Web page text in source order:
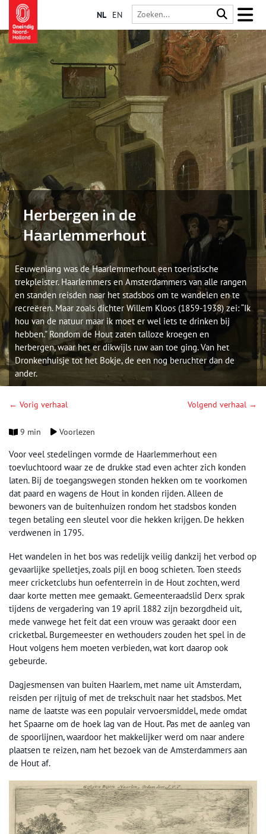
NL EN
Herbergen in de
Haarlemmerhout
Eeuwenlang was de Haarlemmerhout een toeristische
trekpleister. Haarlemmers en Amsterdammers van alle rangen
en standen reisden naar het stadsbos om te wandelen en te
recreëren. Maar zoals dichter Willem Kloos (1859-1938) zei: “Ik
hou van de natuur maar ik moet er wel iets te drinken bij
hebben.” Rondom de Hout zaten talloze kroegen en
herbergen, waar het er dikwijls ruw aan toe ging. Van het
Dronkenhuisje tot het Bokje, de een nog beruchter dan de
ander.
← Vorig verhaal Volgend verhaal →
9 min Voorlezen
Voor veel stedelingen vormde de Haarlemmerhout een
toevluchtoord waar ze de drukke stad even achter zich konden
laten. Bij de toegangswegen stonden hekken om te voorkomen
dat paard en wagens de Hout in konden rijden. Alleen de
bewoners van de buitenhuizen rondom het stadsbos konden
tegen betaling een sleutel voor die hekken krijgen. De hekken
verdwenen in 1795.
Het wandelen in het bos was redelijk veilig dankzij het verbod op
gevaarlijke spelletjes, zoals pijl en boog schieten. Toen steeds
meer cricketclubs hun oefenterrein in de Hout zochten, werd
daar korte metten mee gemaakt. Gemeenteraadslid Derx sprak
tijdens de vergadering van 19 april 1882 zijn bezorgdheid uit,
mede vanwege het feit dat een vrouw was geraakt door een
cricketbal. Burgemeester en wethouders zouden het spel in de
Hout volgens hem moeten verbieden, wat kort daarop ook
gebeurde.
Dagjesmensen van buiten Haarlem, met name uit Amsterdam,
reisden per rijtuig of met de trekschuit naar het stadsbos. Met
name de laatste was een populair vervoersmiddel, mede omdat
het Spaarne om de hoek lag van de Hout. Pas met de aanleg van
de spoorlijnen, waardoor het makkelijker werd om naar andere
plaatsen te reizen, nam het bezoek van de Amsterdammers aan
de Hout af.